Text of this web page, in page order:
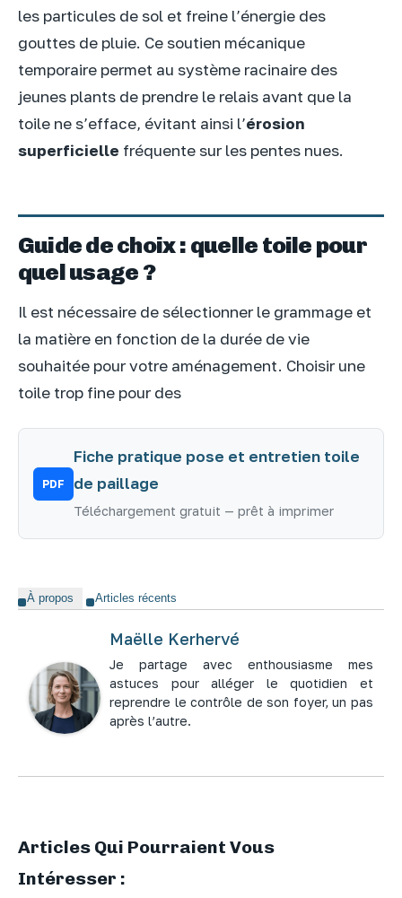
les particules de sol et freine l’énergie des
gouttes de pluie. Ce soutien mécanique
temporaire permet au système racinaire des
jeunes plants de prendre le relais avant que la
toile ne s’efface, évitant ainsi l’érosion
superficielle fréquente sur les pentes nues.
Guide de choix : quelle toile pour
quel usage ?
Il est nécessaire de sélectionner le grammage et
la matière en fonction de la durée de vie
souhaitée pour votre aménagement. Choisir une
toile trop fine pour des
PDF
Fiche pratique pose et entretien toile
de paillage
Téléchargement gratuit — prêt à imprimer
À propos Articles récents
Maëlle Kerhervé
Je partage avec enthousiasme mes
astuces pour alléger le quotidien et
reprendre le contrôle de son foyer, un pas
après l’autre.
Articles Qui Pourraient Vous
Intéresser :